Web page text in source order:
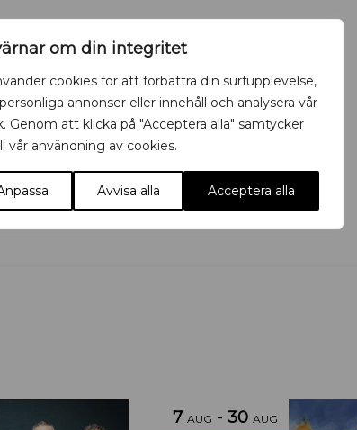
om din integritet
cookies för att förbättra din surfupplevelse,
annonser eller innehåll och analysera vår
Genom att klicka på "Acceptera alla" samtycker
vår användning av cookies.
Avvisa alla Acceptera alla
7 AUG - 30 AUG